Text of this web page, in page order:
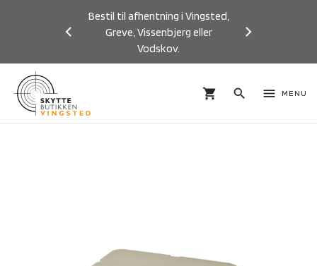
Bestil til afhentning i Vingsted,
Greve, Vissenbjerg eller
Vodskov.
Previous
shopping_cart search menu MENU